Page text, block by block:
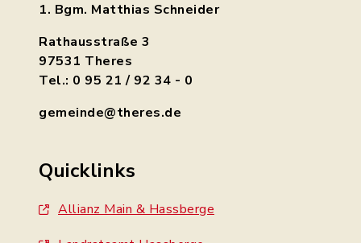
1. Bgm. Matthias Schneider
Rathausstraße 3
97531 Theres
Tel.: 0 95 21 / 92 34 - 0
gemeinde@theres.de
Quicklinks
Allianz Main & Hassberge